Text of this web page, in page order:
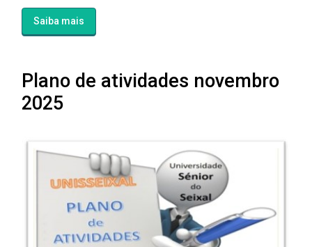
Saiba mais
Plano de atividades novembro
2025